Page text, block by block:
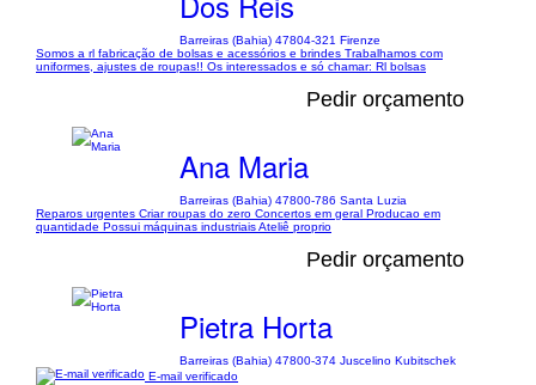
Barreiras (Bahia) 47804-321 Firenze
Somos a rl fabricação de bolsas e acessórios e brindes Trabalhamos com
uniformes, ajustes de roupas!! Os interessados e só chamar: Rl bolsas
Pedir orçamento
Ana Maria
Barreiras (Bahia) 47800-786 Santa Luzia
Reparos urgentes Criar roupas do zero Concertos em geral Producao em
quantidade Possui máquinas industriais Ateliê proprio
Pedir orçamento
Pietra Horta
Barreiras (Bahia) 47800-374 Juscelino Kubitschek
E-mail verificado